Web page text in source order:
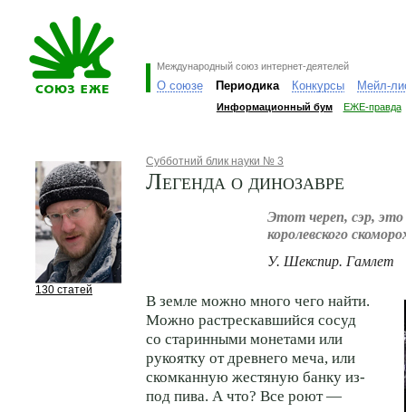
Международный союз интернет-деятелей
О союзе Периодика Конкурсы Мейл-
Информационный бум ЕЖЕ-правда
130 статей
Субботний блик науки № 3
Легенда о динозавре
Этот череп, сэр,
королевского
У. Шекспир. Гамлет
В земле можно много чего найти.
Можно растрескавшийся сосуд
со старинными монетами или
рукоятку от древнего меча, или
скомканную жестяную банку из-
под пива. А что? Все роют —